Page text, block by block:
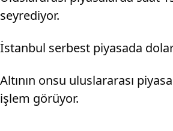
seyrediyor.
İstanbul serbest piyasada
Altının onsu uluslararası
işlem görüyor.